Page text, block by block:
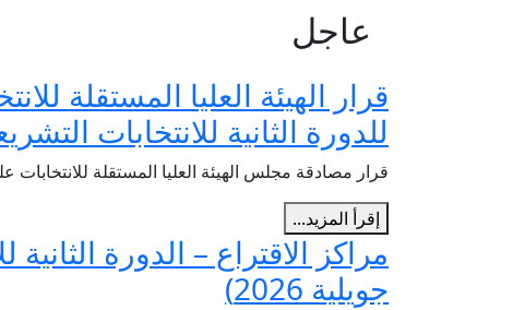
عاجل
للدورة الثانية للانتخابات
قرار مصادقة مجلس الهيئة العليا المستقلة للانتخابات
إقرأ المزيد...
جويلية 2026)